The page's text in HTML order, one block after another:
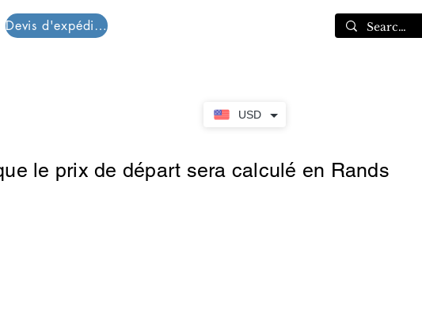
USD
Devis d'expédition
le prix de départ sera calculé en Rands